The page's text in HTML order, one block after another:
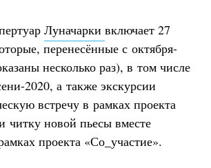
Луначарки включает 27
перенесённые с октября-
несколько раз), в том числе
2020, а также экскурсии
встречу в рамках проекта
читку новой пьесы вместе
проекта «Со_участие».